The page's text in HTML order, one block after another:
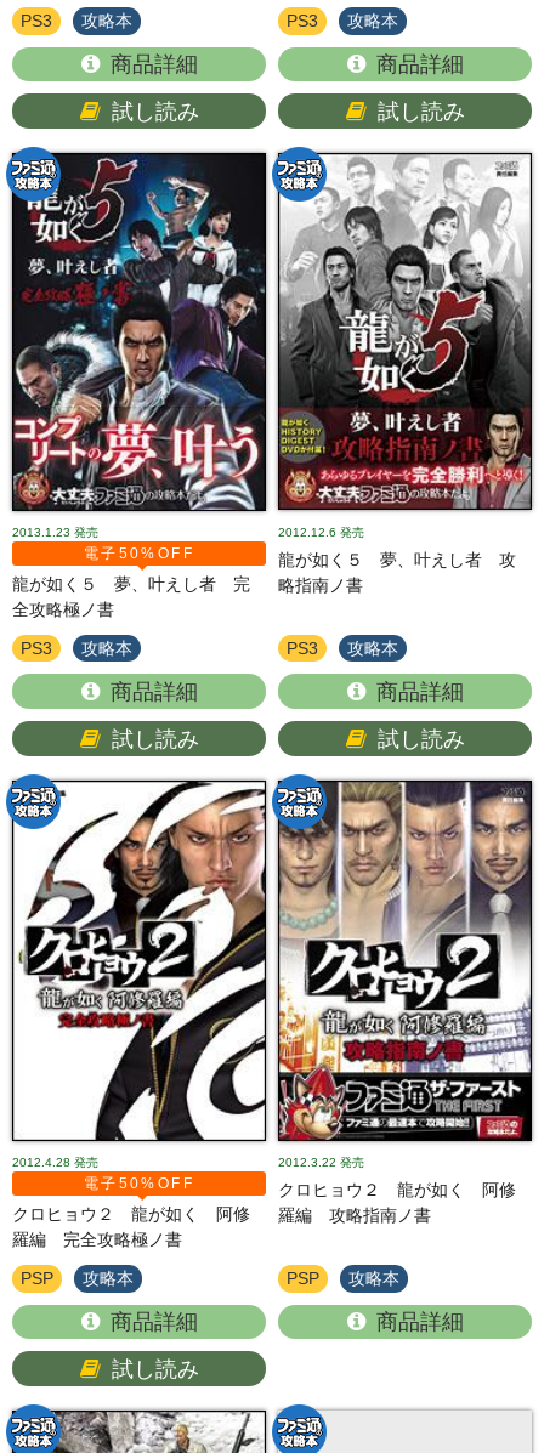
PS3 攻略本
商品詳細
試し読み
PS3 攻略本
商品詳細
試し読み
2013.1.23 発売
電子50%OFF
龍が如く５ 夢、叶えし者 完
全攻略極ノ書
PS3 攻略本
商品詳細
試し読み
2012.12.6 発売
龍が如く５ 夢、叶えし者 攻
略指南ノ書
PS3 攻略本
商品詳細
試し読み
2012.4.28 発売
電子50%OFF
クロヒョウ２ 龍が如く 阿修
羅編 完全攻略極ノ書
PSP 攻略本
商品詳細
試し読み
2012.3.22 発売
クロヒョウ２ 龍が如く 阿修
羅編 攻略指南ノ書
PSP 攻略本
商品詳細